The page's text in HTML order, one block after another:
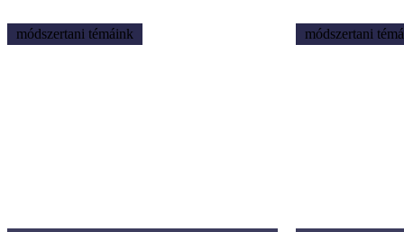
módszertani témáink módszertani